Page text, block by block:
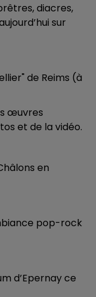
diacres,
sur
de Reims (à
œuvres
et de la vidéo.
en
pop-rock
d’Epernay ce